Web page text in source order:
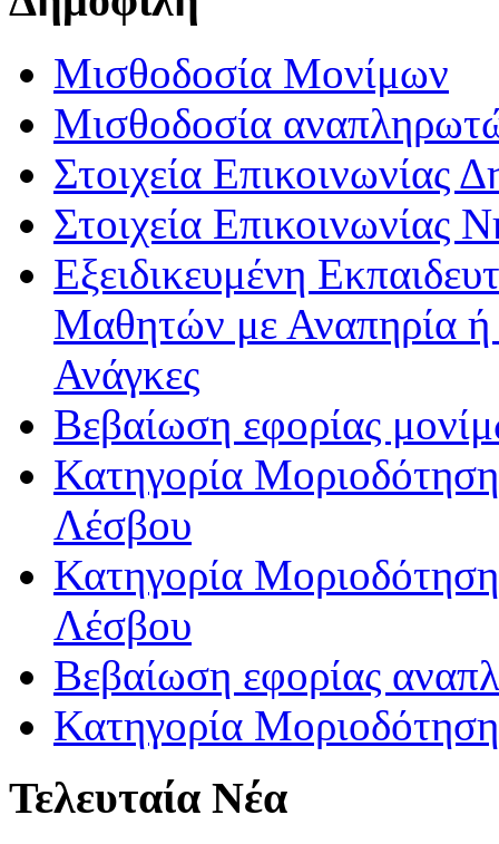
Μισθοδοσία Μονίμων
Μισθοδοσία
Στοιχεία Επικοινωνίας
Στοιχεία Επικοινωνίας
Εξειδικευμένη
Μαθητών με Αναπηρία ή /
Ανάγκες
Βεβαίωση εφορίας
Κατηγορία
Λέσβου
Κατηγορία
Λέσβου
Βεβαίωση εφορίας
Κατηγορία
Τελευταία Νέα